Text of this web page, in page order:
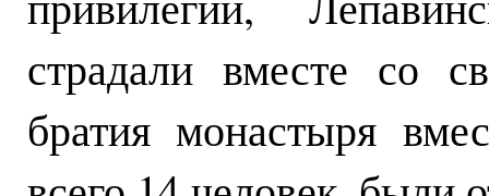
страдали вместе со
братия монастыря